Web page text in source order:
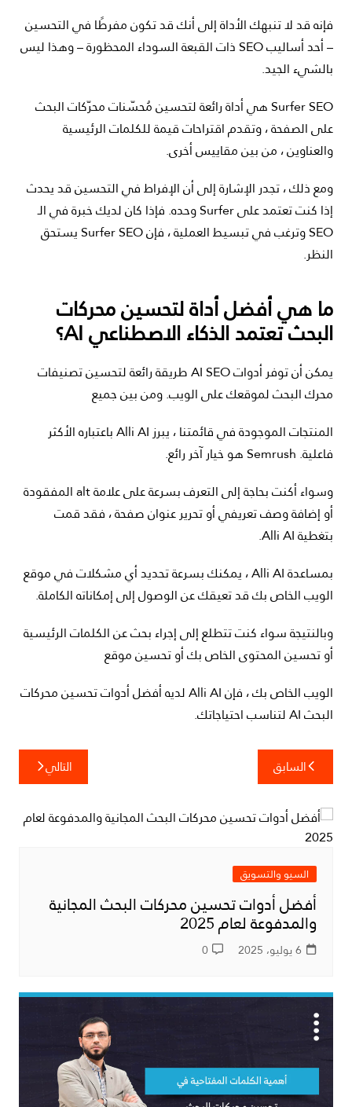
فإنه قد لا تنبهك الأداة إلى أنك قد تكون مفرطًا في التحسين
– أحد أساليب SEO ذات القبعة السوداء المحظورة – وهذا ليس
بالشيء الجيد.
Surfer SEO هي أداة رائعة لتحسين مُحسّنات محرّكات البحث
على الصفحة ، وتقدم اقتراحات قيمة للكلمات الرئيسية
والعناوين ، من بين مقاييس أخرى.
ومع ذلك ، تجدر الإشارة إلى أن الإفراط في التحسين قد يحدث
إذا كنت تعتمد على Surfer وحده. فإذا كان لديك خبرة في الـ
SEO وترغب في تبسيط العملية ، فإن Surfer SEO يستحق
النظر.
ما هي أفضل أداة لتحسين محركات
البحث تعتمد الذكاء الاصطناعيAI؟
يمكن أن توفر أدوات AI SEO طريقة رائعة لتحسين تصنيفات
محرك البحث لموقعك على الويب. ومن بين جميع
المنتجات الموجودة في قائمتنا ، يبرز Alli AI باعتباره الأكثر
فاعلية. Semrush هو خيار آخر رائع.
وسواء أكنت بحاجة إلى التعرف بسرعة على علامة alt المفقودة
أو إضافة وصف تعريفي أو تحرير عنوان صفحة ، فقد قمت
بتغطية Alli AI.
بمساعدة Alli AI ، يمكنك بسرعة تحديد أي مشكلات في موقع
الويب الخاص بك قد تعيقك عن الوصول إلى إمكاناته الكاملة.
وبالنتيجة سواء كنت تتطلع إلى إجراء بحث عن الكلمات الرئيسية
أو تحسين المحتوى الخاص بك أو تحسين موقع
الويب الخاص بك ، فإن Alli AI لديه أفضل أدوات تحسين محركات
البحث AI لتناسب احتياجاتك.
تصفّح
المقالات
السابق التالي
السيو والتسويق
أفضل أدوات تحسين محركات البحث المجانية
والمدفوعة لعام 2025
6 يوليو، 2025 0